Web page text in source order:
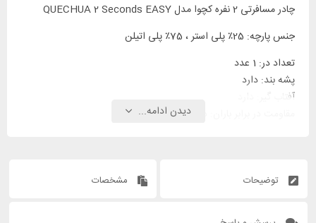
چادر مسافرتی 2 نفره کچوا مدل QUECHUA 2 Seconds EASY
جنس پارچه: 25٪ پلی استر ، 75٪ پلی اتیلن
تعداد در: 1 عدد
پشه بند: دارد
آفتاب گیر: دارد
دیدن ادامه...
توضیحات مشخصات